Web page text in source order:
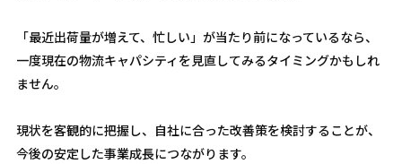
「最近出荷量が増えて、忙しい」が当たり前になっているなら、
一度現在の物流キャパシティを見直してみるタイミングかもしれ
ません。
現状を客観的に把握し、自社に合った改善策を検討することが、
今後の安定した事業成長につながります。